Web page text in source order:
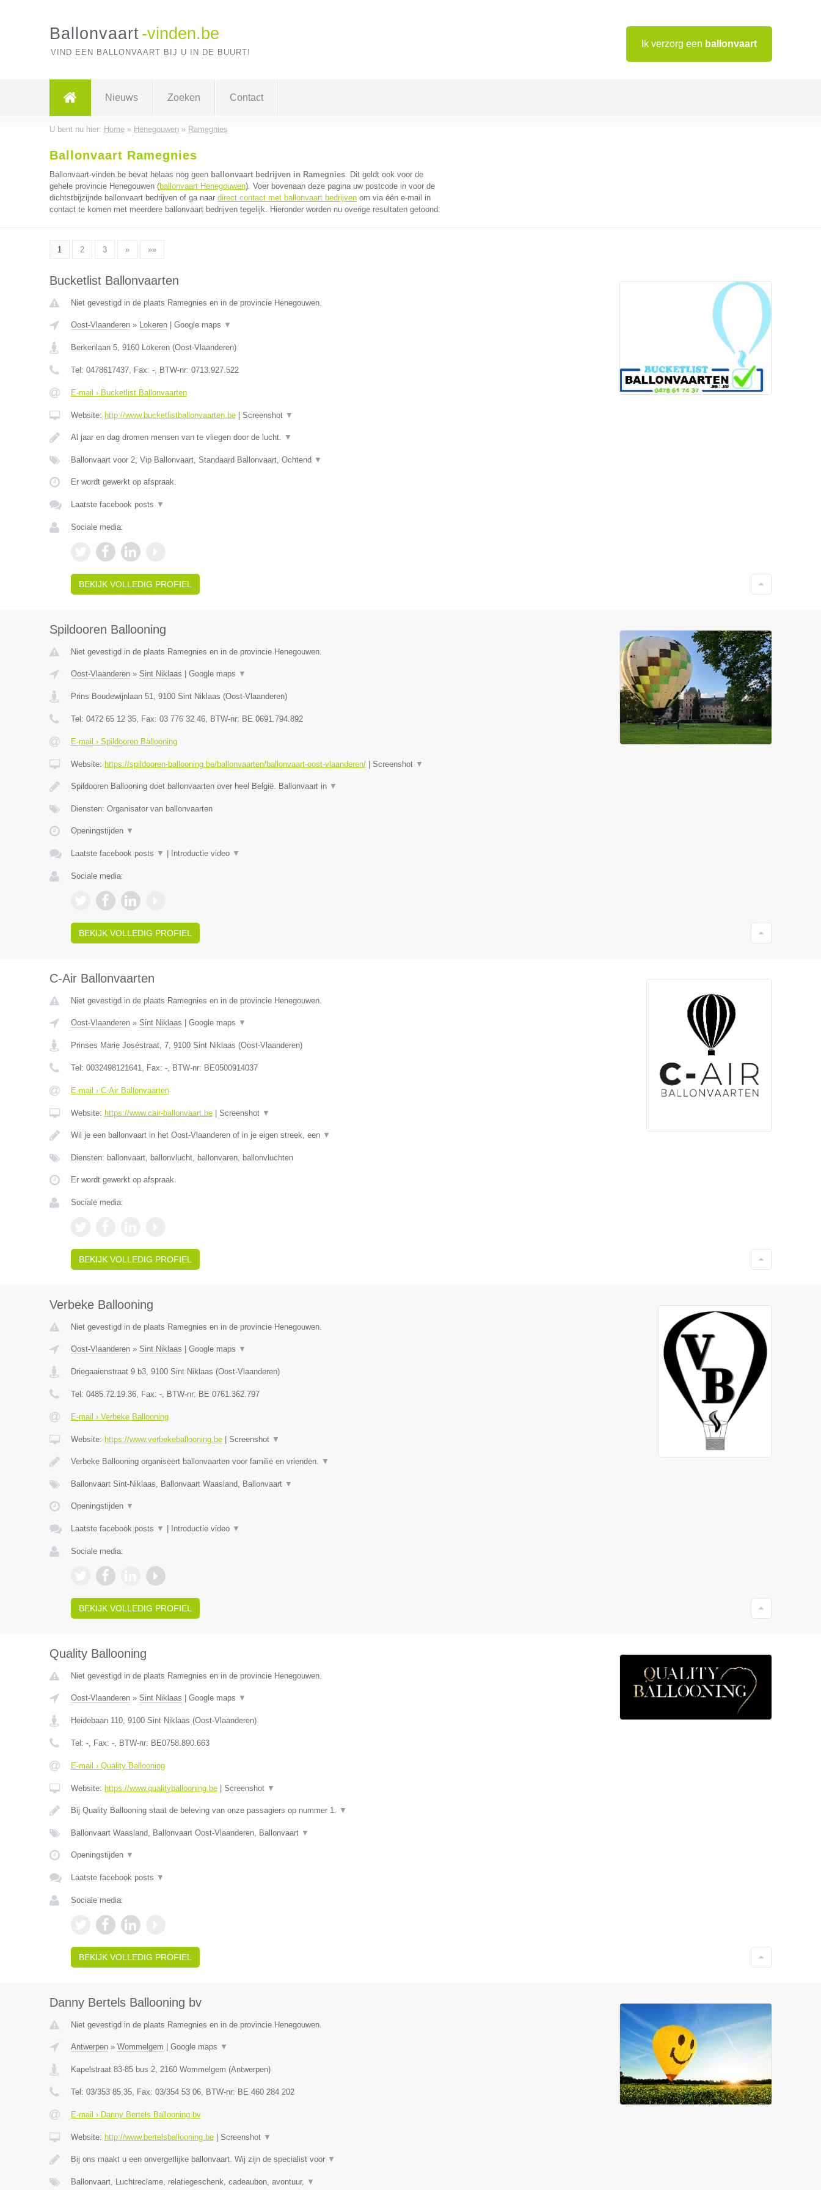
Ik verzorg een ballonvaart
Ballonvaart -vinden.be
VIND EEN BALLONVAART BIJ U IN DE BUURT!
Nieuws Zoeken Contact
U bent nu hier: Home» Henegouwen» Ramegnies
Ballonvaart Ramegnies
Ballonvaart-vinden.be bevat helaas nog geen ballonvaart bedrijven in Ramegnies. Dit geldt ook voor de
gehele provincie Henegouwen (ballonvaart Henegouwen). Voer bovenaan deze pagina uw postcode in voor de
dichtstbijzijnde ballonvaart bedrijven of ga naar direct contact met ballonvaart bedrijvenom via één e-mail in
contact te komen met meerdere ballonvaart bedrijven tegelijk. Hieronder worden nu overige resultaten getoond.
1 2 3 » »»
Bucketlist Ballonvaarten
Niet gevestigd in de plaats Ramegnies en in de provincie Henegouwen.
Oost-Vlaanderen» Lokeren| Google maps ▼
Berkenlaan 5, 9160 Lokeren(Oost-Vlaanderen)
Tel: 0478617437, Fax: -, BTW-nr: 0713.927.522
E-mail › Bucketlist Ballonvaarten
Website: http://www.bucketlistballonvaarten.be| Screenshot ▼
Al jaar en dag dromen mensen van te vliegen door de lucht. ▼
Ballonvaart voor 2, Vip Ballonvaart, Standaard Ballonvaart, Ochtend ▼
Er wordt gewerkt op afspraak.
Laatste facebook posts ▼
Sociale media:
BEKIJK VOLLEDIG PROFIEL
Spildooren Ballooning
Niet gevestigd in de plaats Ramegnies en in de provincie Henegouwen.
Oost-Vlaanderen» Sint Niklaas Google maps ▼
Prins Boudewijnlaan 51, 9100 Sint Niklaas (Oost-Vlaanderen)
Tel: 0472 65 12 35, Fax: 03 776 32 46, BTW-nr: BE 0691.794.892
E-mail › Spildooren Ballooning
Website: https://spildooren-ballooning.be/ballonvaarten/ballonvaart-oost-vlaanderen/| Screenshot ▼
Spildooren Ballooning doet ballonvaarten over heel België. Ballonvaart in ▼
Diensten: Organisator van ballonvaarten
Openingstijden ▼
Laatste facebook posts ▼ Introductie video ▼
Sociale media:
BEKIJK VOLLEDIG PROFIEL
C-Air Ballonvaarten
Niet gevestigd in de plaats Ramegnies en in de provincie Henegouwen.
Oost-Vlaanderen» Sint Niklaas Google maps ▼
Prinses Marie Joséstraat, 7, 9100 Sint Niklaas (Oost-Vlaanderen)
Tel: 0032498121641, Fax: -, BTW-nr: BE0500914037
E-mail › C-Air Ballonvaarten
Website: https://www.cair-ballonvaart.be| Screenshot ▼
Wil je een ballonvaart in het Oost-Vlaanderen of in je eigen streek, een ▼
Diensten: ballonvaart, ballonvlucht, ballonvaren, ballonvluchten
Er wordt gewerkt op afspraak.
Sociale media:
BEKIJK VOLLEDIG PROFIEL
Verbeke Ballooning
Niet gevestigd in de plaats Ramegnies en in de provincie Henegouwen.
Oost-Vlaanderen» Sint Niklaas Google maps ▼
Driegaaienstraat 9 b3, 9100 Sint Niklaas (Oost-Vlaanderen)
Tel: 0485.72.19.36, Fax: -, BTW-nr: BE 0761.362.797
E-mail › Verbeke Ballooning
Website: https://www.verbekeballooning.be| Screenshot ▼
Verbeke Ballooning organiseert ballonvaarten voor familie en vrienden. ▼
Ballonvaart Sint-Niklaas, Ballonvaart Waasland, Ballonvaart ▼
Openingstijden ▼
Laatste facebook posts ▼ Introductie video ▼
Sociale media:
BEKIJK VOLLEDIG PROFIEL
Quality Ballooning
Niet gevestigd in de plaats Ramegnies en in de provincie Henegouwen.
Oost-Vlaanderen» Sint Niklaas Google maps ▼
Heidebaan 110, 9100 Sint Niklaas (Oost-Vlaanderen)
Tel: -, Fax: -, BTW-nr: BE0758.890.663
E-mail › Quality Ballooning
Website: https://www.qualityballooning.be| Screenshot ▼
Bij Quality Ballooning staat de beleving van onze passagiers op nummer 1. ▼
Ballonvaart Waasland, Ballonvaart Oost-Vlaanderen, Ballonvaart ▼
Openingstijden ▼
Laatste facebook posts ▼
Sociale media:
BEKIJK VOLLEDIG PROFIEL
Danny Bertels Ballooning bv
Niet gevestigd in de plaats Ramegnies en in de provincie Henegouwen.
Antwerpen» Wommelgem Google maps ▼
Kapelstraat 83-85 bus 2, 2160 Wommelgem (Antwerpen)
Tel: 03/353 85 35, Fax: 03/354 53 06, BTW-nr: BE 460 284 202
E-mail › Danny Bertels Ballooning bv
Website: http://www.bertelsballooning.be| Screenshot ▼
Bij ons maakt u een onvergetlijke ballonvaart. Wij zijn de specialist voor ▼
Ballonvaart, Luchtreclame, relatiegeschenk, cadeaubon, avontuur, ▼